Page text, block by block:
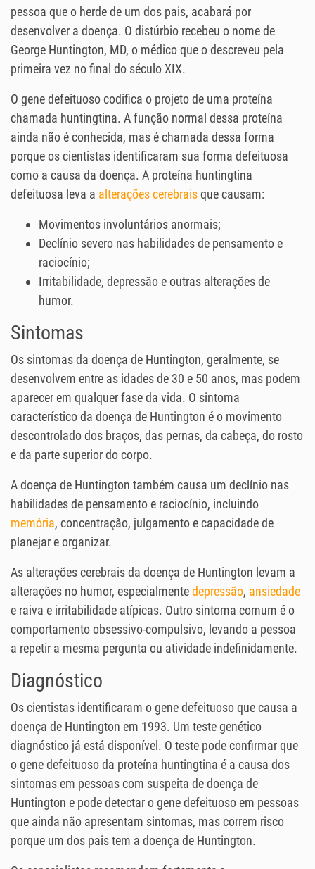
pessoa que o herde de um dos pais, acabará por
desenvolver a doença. O distúrbio recebeu o nome de
George Huntington, MD, o médico que o descreveu pela
primeira vez no final do século XIX.
O gene defeituoso codifica o projeto de uma proteína
chamada huntingtina. A função normal dessa proteína
ainda não é conhecida, mas é chamada dessa forma
porque os cientistas identificaram sua forma defeituosa
como a causa da doença. A proteína huntingtina
defeituosa leva a alterações cerebraisque causam:
Movimentos involuntários anormais;
Declínio severo nas habilidades de pensamento e
raciocínio;
Irritabilidade, depressão e outras alterações de
humor.
Sintomas
Os sintomas da doença de Huntington, geralmente, se
desenvolvem entre as idades de 30 e 50 anos, mas podem
aparecer em qualquer fase da vida. O sintoma
característico da doença de Huntington é o movimento
descontrolado dos braços, das pernas, da cabeça, do rosto
e da parte superior do corpo.
A doença de Huntington também causa um declínio nas
habilidades de pensamento e raciocínio, incluindo
memória, concentração, julgamento e capacidade de
planejar e organizar.
As alterações cerebrais da doença de Huntington levam a
alterações no humor, especialmentedepressão, ansiedade
e raiva e irritabilidade atípicas. Outro sintoma comum é o
comportamento obsessivo-compulsivo, levando a pessoa
a repetir a mesma pergunta ou atividade indefinidamente.
Diagnóstico
Os cientistas identificaram o gene defeituoso que causa a
doença de Huntington em 1993. Um teste genético
diagnóstico já está disponível. O teste pode confirmar que
o gene defeituoso da proteína huntingtina é a causa dos
sintomas em pessoas com suspeita de doença de
Huntington e pode detectar o gene defeituoso em pessoas
que ainda não apresentam sintomas, mas correm risco
porque um dos pais tem a doença de Huntington.